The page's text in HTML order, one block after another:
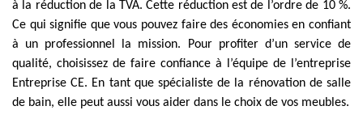
à la réduction de la TVA. Cette réduction est de l’ordre de 10 %.
Ce qui signifie que vous pouvez faire des économies en confiant
à un professionnel la mission. Pour profiter d’un service de
qualité, choisissez de faire confiance à l’équipe de l’entreprise
Entreprise CE. En tant que spécialiste de la rénovation de salle
de bain, elle peut aussi vous aider dans le choix de vos meubles.